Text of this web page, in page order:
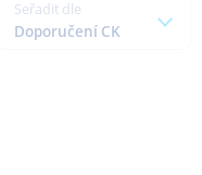
Seřadit dle
Doporučení CK